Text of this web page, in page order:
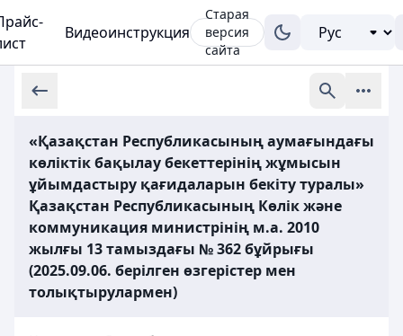
Видеоинструкция
Старая
версия
сайта
«Қазақстан Республикасының аумағындағы
көліктік бақылау бекеттерінің жұмысын
ұйымдастыру қағидаларын бекіту туралы»
Қазақстан Республикасының Көлік және
коммуникация министрінің м.а. 2010
жылғы 13 тамыздағы № 362 бұйрығы
(2025.09.06. берілген өзгерістер мен
толықтырулармен)